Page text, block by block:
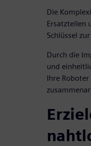
Die
Ersatzteilen
Schlüssel
Durch die
und
Ihre